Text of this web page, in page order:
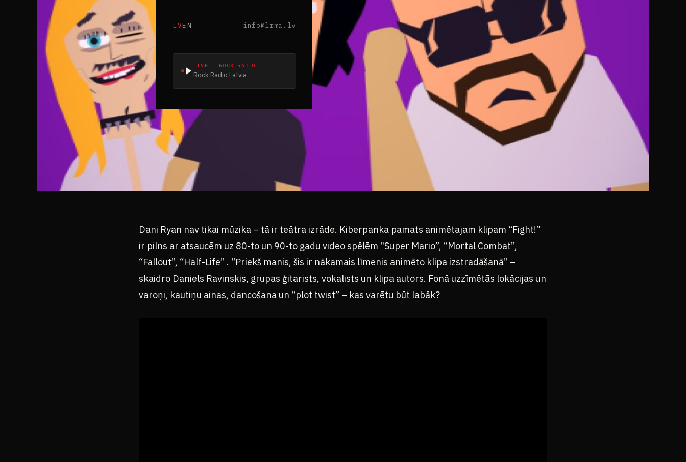
LVEN info@lrma.lv
LIVE · ROCK RADIO
Rock Radio Latvia
Dani Ryan nav tikai mūzika – tā ir teātra izrāde. Kiberpanka pamats animētajam klipam “Fight!”
ir pilns ar atsaucēm uz 80-to un 90-to gadu video spēlēm “Super Mario”, “Mortal Combat”,
“Fallout”, “Half-Life” . “Priekš manis, šis ir nākamais līmenis animēto klipa izstradāšanā” –
skaidro Daniels Ravinskis, grupas ģitarists, vokalists un klipa autors. Fonā uzzīmētās lokācijas un
varoņi, kautiņu ainas, dancošana un “plot twist” – kas varētu būt labāk?